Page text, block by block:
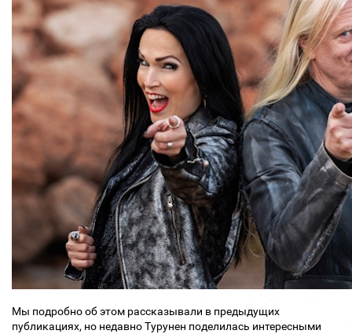
Мы подробно об этом рассказывали в предыдущих
публикациях, но недавно Турунен поделилась интересными